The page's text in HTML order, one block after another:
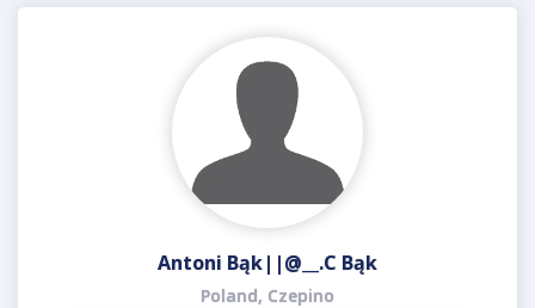
Antoni Bąk||@__.C Bąk
Poland, Czepino